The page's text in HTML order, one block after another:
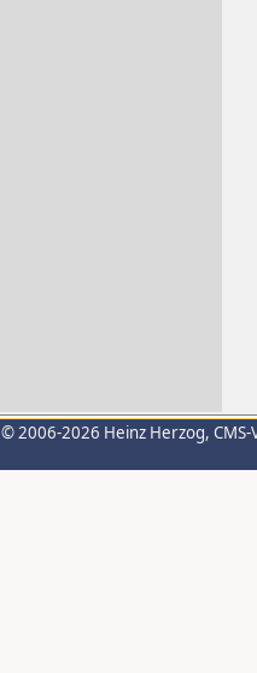
© 2006-2026 Heinz Herzog,